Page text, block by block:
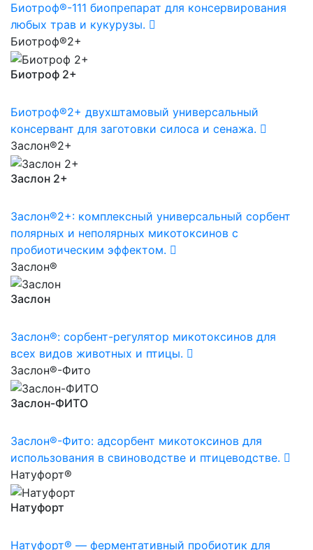
Биотроф®-111 биопрепарат для консервирования
любых трав и кукурузы.
Биотроф®2+
Биотроф 2+
Биотроф®2+ двухштамовый универсальный
консервант для заготовки силоса и сенажа.
Заслон®2+
Заслон 2+
Заслон®2+: комплексный универсальный сорбент
полярных и неполярных микотоксинов с
пробиотическим эффектом.
Заслон®
Заслон
Заслон®: сорбент-регулятор микотоксинов для
всех видов животных и птицы.
Заслон®-Фито
Заслон-ФИТО
Заслон®-Фито: адсорбент микотоксинов для
использования в свиноводстве и птицеводстве.
Натуфорт®
Натуфорт
Натуфорт® — ферментативный пробиотик для